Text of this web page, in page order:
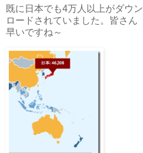
既に日本でも4万人以上がダウン
ロードされていました。皆さん
早いですね～